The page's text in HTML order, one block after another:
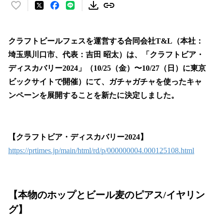
い
！
数
読
み
込
す
クラフトビールフェスを運営する合同会社T&L（本社：
埼玉県川口市、代表：吉田 昭太）は、「クラフトビア・
ディスカバリー2024」（10/25（金）〜10/27（日）に東京
ビックサイトで開催）にて、ガチャガチャを使ったキャ
ンペーンを展開することを新たに決定しました。
【クラフトビア・ディスカバリー2024】
https://prtimes.jp/main/html/rd/p/000000004.000125108.html
【本物のホップとビール麦のピアス/イヤリン
グ】